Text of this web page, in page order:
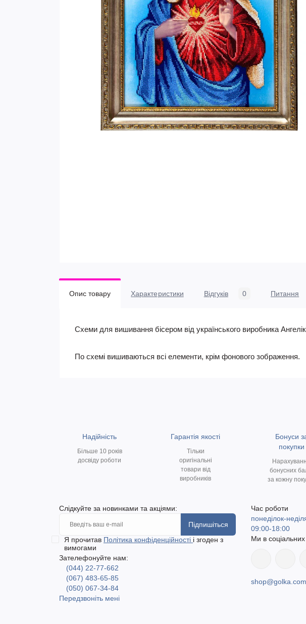
Опис товару Характеристики Відгуків 0 Питання
Схеми для вишивання бісером від українського виробника
По схемі вишиваються всі елементи, крім фонового зображення.
Надійність
Більше 10 років
досвіду роботи
Гарантія якості
Тільки
оригінальні
товари від
виробників
Бонуси
покупки
бонусних
за кожну
Слідкуйте за новинками та акціями:
Підпишіться
Я прочитав Політика конфіденційності і згоден з
вимогами
Зателефонуйте нам:
(044) 22-77-662
(067) 483-65-85
(050) 067-34-84
Передзвоніть мені
Час роботи
понеділок-
09:00-18:00
Ми в